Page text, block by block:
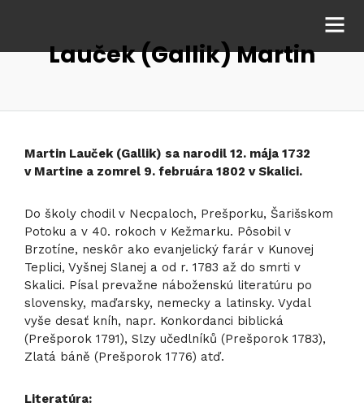
Lauček (Gallik) Martin
Martin Lauček (Gallik) sa narodil 12. mája 1732
v Martine a zomrel 9. februára 1802 v Skalici.
Do školy chodil v Necpaloch, Prešporku, Šarišskom
Potoku a v 40. rokoch v Kežmarku. Pôsobil v
Brzotíne, neskôr ako evanjelický farár v Kunovej
Teplici, Vyšnej Slanej a od r. 1783 až do smrti v
Skalici. Písal prevažne náboženskú literatúru po
slovensky, maďarsky, nemecky a latinsky. Vydal
vyše desať kníh, napr. Konkordanci biblická
(Prešporok 1791), Slzy učedlníků (Prešporok 1783),
Zlatá báně (Prešporok 1776) atď.
Literatúra: